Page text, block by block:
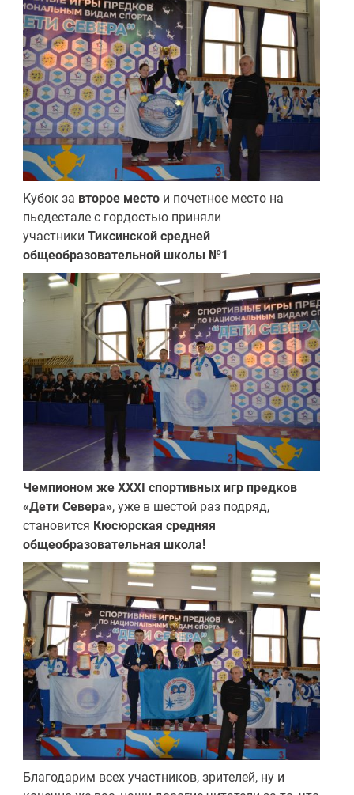
Кубок за второе место и почетное место на
пьедестале с гордостью приняли
участникиТиксинской средней
общеобразовательной школы №1
Чемпионом же XXXI спортивных игр предков
«Дети Севера», уже в шестой раз подряд,
становится Кюсюрская средняя
общеобразовательная школа!
Благодарим всех участников, зрителей, ну и